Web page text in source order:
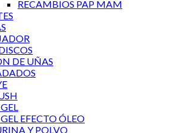
RECAMBIOS PAP MAM
DE UÑAS
EFECTO ÓLEO
Y POLVO